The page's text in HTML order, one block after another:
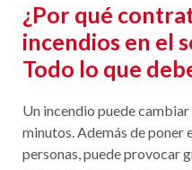
¿Por qué
incendios en el
Todo lo que
Un incendio puede
minutos. Además de poner
personas, puede provocar